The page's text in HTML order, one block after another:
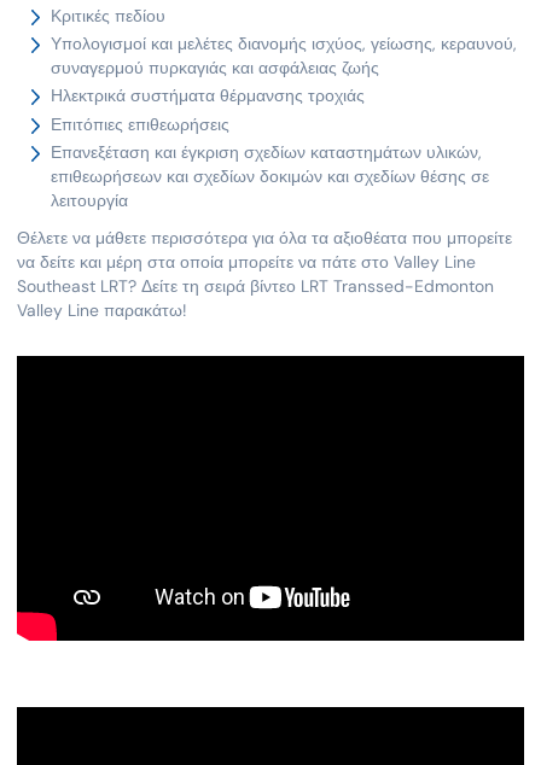
Κριτικές πεδίου
Υπολογισμοί και μελέτες διανομής ισχύος, γείωσης, κεραυνού,
συναγερμού πυρκαγιάς και ασφάλειας ζωής
Ηλεκτρικά συστήματα θέρμανσης τροχιάς
Επιτόπιες επιθεωρήσεις
Επανεξέταση και έγκριση σχεδίων καταστημάτων υλικών,
επιθεωρήσεων και σχεδίων δοκιμών και σχεδίων θέσης σε
λειτουργία
Θέλετε να μάθετε περισσότερα για όλα τα αξιοθέατα που μπορείτε
να δείτε και μέρη στα οποία μπορείτε να πάτε στο Valley Line
Southeast LRT? Δείτε τη σειρά βίντεο LRT Transsed-Edmonton
Valley Line παρακάτω!